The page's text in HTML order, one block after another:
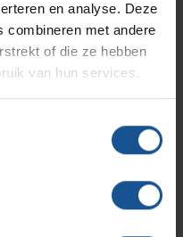
en analyse. Deze
combineren met andere
of die ze hebben
van hun services.